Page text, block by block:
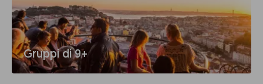
Gruppi di 9+